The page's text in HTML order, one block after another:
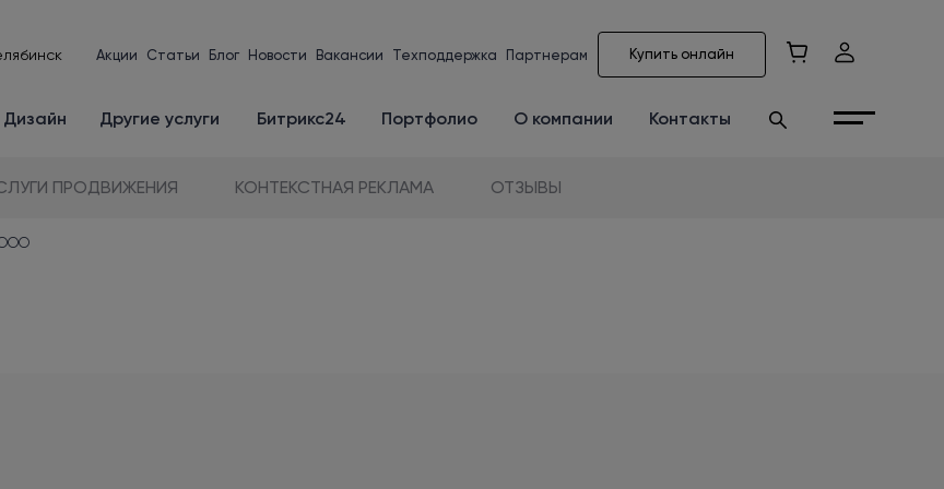
Акции Статьи Блог Новости Вакансии Техподдержка Партнерам Купить онлайн
Дизайн Другие услуги Битрикс24 Портфолио О компании Контакты
ПРОДВИЖЕНИЯ КОНТЕКСТНАЯ РЕКЛАМА ОТЗЫВЫ
ООО